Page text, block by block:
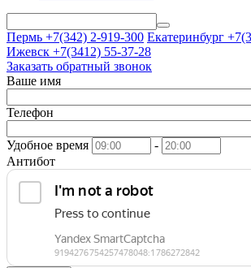
Пермь +7(342) 2-919-300 Екатеринбург
Ижевск +7(3412) 55-37-28
Заказать обратный звонок
Ваше имя
Телефон
Удобное время
-
Антибот